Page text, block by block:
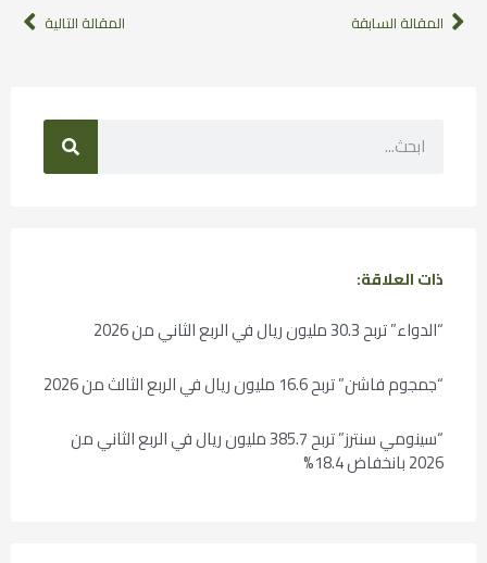
المقالة السابقة المقالة التالية
ذات العلاقة:
“الدواء” تربح 30.3 مليون ريال في الربع الثاني من 2026
“جمجوم فاشن” تربح 16.6 مليون ريال في الربع الثالث من 2026
“سينومي سنترز” تربح 385.7 مليون ريال في الربع الثاني من
2026 بانخفاض 18.4%